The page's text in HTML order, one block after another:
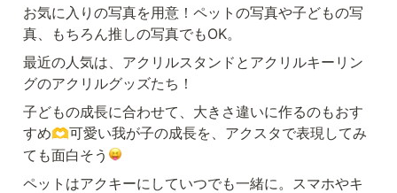
お気に入りの写真を用意！ペットの写真や子どもの写
真、もちろん推しの写真でもOK。
最近の人気は、アクリルスタンドとアクリルキーリン
グのアクリルグッズたち！
子どもの成長に合わせて、大きさ違いに作るのもおす
すめ🫶可愛い我が子の成長を、アクスタで表現してみ
ても面白そう
ペットはアクキーにしていつでも一緒に。スマホやキ